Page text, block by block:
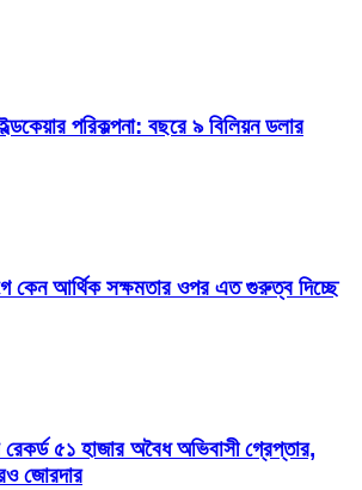
পরিকল্পনা: বছরে ৯ বিলিয়ন ডলার
কেন আর্থিক সক্ষমতার ওপর এত গুরুত্ব দিচ্ছে
৫১ হাজার অবৈধ অভিবাসী গ্রেপ্তার,
জোরদার